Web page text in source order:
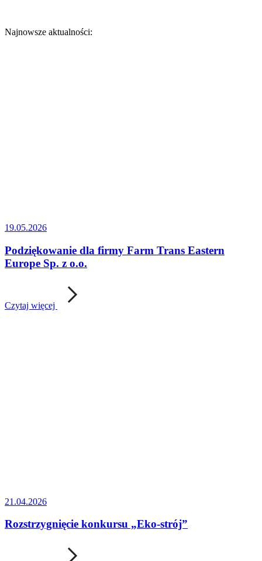
Najnowsze aktualności:
19.05.2026
Podziękowanie dla firmy Farm Trans Eastern
Europe Sp. z o.o.
Czytaj więcej
21.04.2026
Rozstrzygnięcie konkursu „Eko-strój”